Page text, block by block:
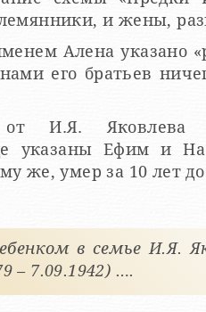
и жены,
Алена указано
его братьев
от И.Я.
указаны Ефим и
же, умер за 10 лет
в семье И.Я.
– 7.09.1942) ….